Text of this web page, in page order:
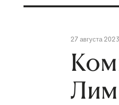
27 августа 2023